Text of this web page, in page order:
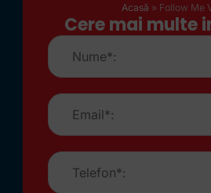
Acasă » Follow Me
Cere mai multe